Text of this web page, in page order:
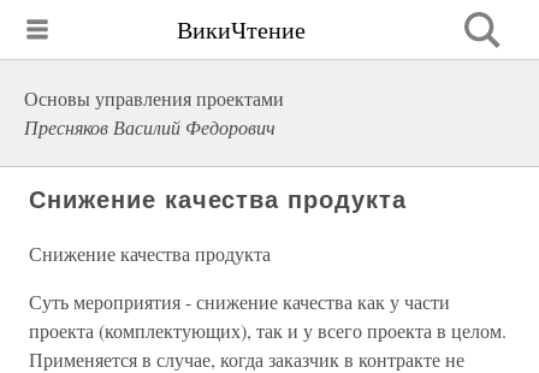
ВикиЧтение
Основы управления проектами
Пресняков Василий Федорович
Снижение качества продукта
Снижение качества продукта
Суть мероприятия - снижение качества как у части
проекта (комплектующих), так и у всего проекта в целом.
Применяется в случае, когда заказчик в контракте не